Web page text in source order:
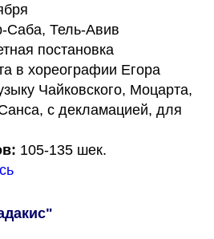
постановка
в хореографии Егора
Чайковского, Моцарта,
с декламацией, для